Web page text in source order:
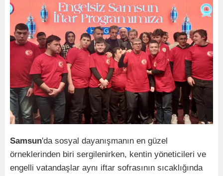
Samsun'da sosyal dayanışmanın en güzel
örneklerinden biri sergilenirken, kentin yöneticileri ve
engelli vatandaşlar aynı iftar sofrasının sıcaklığında